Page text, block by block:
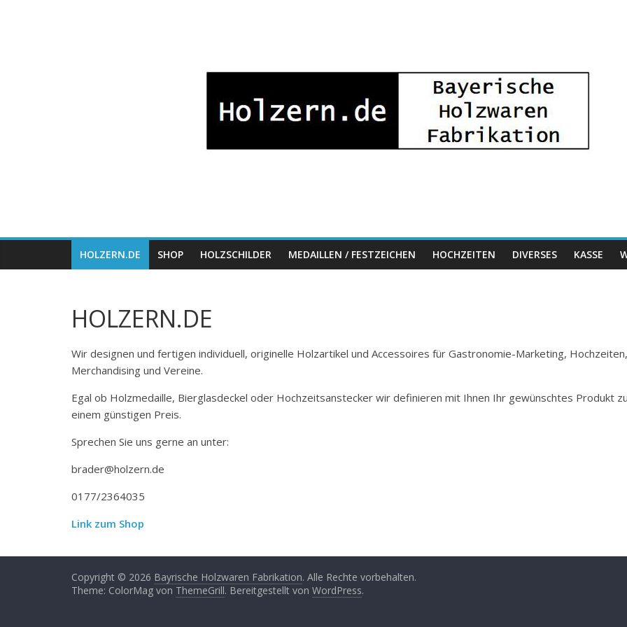
Holzwaren
Fabrikation
HOLZERN.DE SHOP HOLZSCHILDER MEDAILLEN / FESTZEICHEN HOCHZEITEN DIVERSES KASSE
HOLZERN.DE
Wir designen und fertigen individuell, originelle Holzartikel und Accessoires für Gastronomie-Marketing, Hochzeiten,
Merchandising und Vereine.
Egal ob Holzmedaille, Bierglasdeckel oder Hochzeitsanstecker wir definieren mit Ihnen Ihr gewünschtes Produkt
einem günstigen Preis.
Sprechen Sie uns gerne an unter:
brader@holzern.de
0177/2364035
Link zum Shop
Copyright © 2026 Bayrische Holzwaren Fabrikation. Alle Rechte vorbehalten.
Theme: ColorMag von ThemeGrill. Bereitgestellt von WordPress.